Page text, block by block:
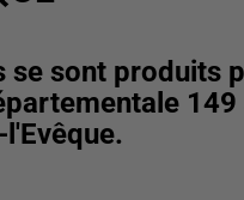
se sont produits
149